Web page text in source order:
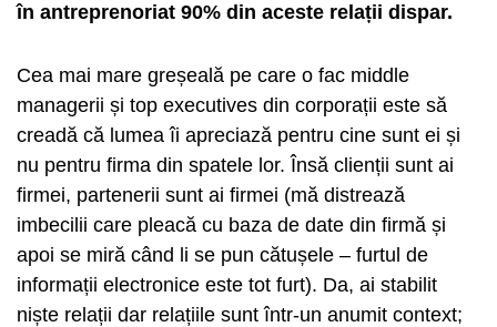
în antreprenoriat 90% din aceste relații dispar.
Cea mai mare greșeală pe care o fac middle
managerii și top executives din corporații este să
creadă că lumea îi apreciază pentru cine sunt ei și
nu pentru firma din spatele lor. Însă clienții sunt ai
firmei, partenerii sunt ai firmei (mă distrează
imbecilii care pleacă cu baza de date din firmă și
apoi se miră când li se pun cătușele – furtul de
informații electronice este tot furt). Da, ai stabilit
niște relații dar relațiile sunt într-un anumit context;